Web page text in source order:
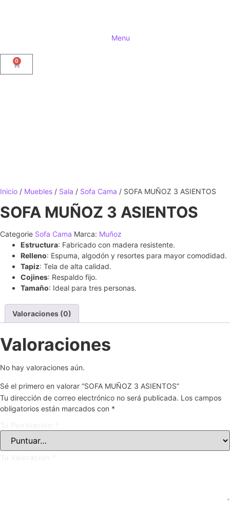
Menu
0
Inicio / Muebles / Sala / Sofa Cama / SOFA MUÑOZ 3 ASIENTOS
SOFA MUÑOZ 3 ASIENTOS
Categorie Sofa Cama Marca: Muñoz
Estructura: Fabricado con madera resistente.
Relleno: Espuma, algodón y resortes para mayor comodidad.
Tapiz: Tela de alta calidad.
Cojines: Respaldo fijo.
Tamaño: Ideal para tres personas.
Valoraciones (0)
Valoraciones
No hay valoraciones aún.
Sé el primero en valorar “SOFA MUÑOZ 3 ASIENTOS”
Tu dirección de correo electrónico no será publicada. Los campos
obligatorios están marcados con *